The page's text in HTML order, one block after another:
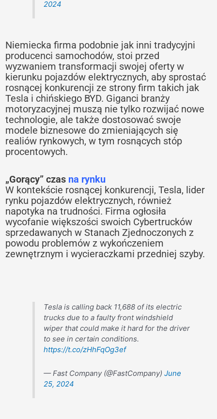
2024
Niemiecka firma podobnie jak inni tradycyjni
producenci samochodów, stoi przed
wyzwaniem transformacji swojej oferty w
kierunku pojazdów elektrycznych, aby sprostać
rosnącej konkurencji ze strony firm takich jak
Tesla i chińskiego BYD. Giganci branży
motoryzacyjnej muszą nie tylko rozwijać nowe
technologie, ale także dostosować swoje
modele biznesowe do zmieniających się
realiów rynkowych, w tym rosnących stóp
procentowych.
„Gorący” czas na rynku
W kontekście rosnącej konkurencji, Tesla, lider
rynku pojazdów elektrycznych, również
napotyka na trudności. Firma ogłosiła
wycofanie większości swoich Cybertrucków
sprzedawanych w Stanach Zjednoczonych z
powodu problemów z wykończeniem
zewnętrznym i wycieraczkami przedniej szyby.
Tesla is calling back 11,688 of its electric
trucks due to a faulty front windshield
wiper that could make it hard for the driver
to see in certain conditions.
https://t.co/zHhFqOg3ef
— Fast Company (@FastCompany) June
25, 2024